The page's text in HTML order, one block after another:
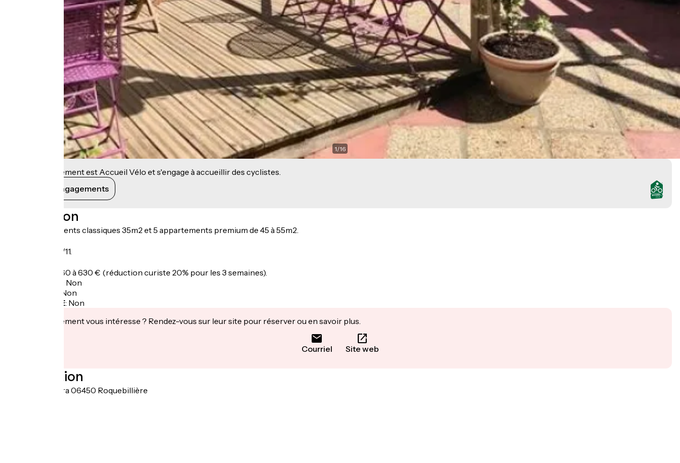
1/16
Cet établissement est Accueil Vélo et s'engage à accueillir des cyclistes.
Voir ses engagements
Description
Cinq appartements classiques 35m2 et 5 appartements premium de 45 à 55m2.
Du 01/04 au 10/11.
Semaine : de 560 à 630 € (réduction curiste 20% pour les 3 semaines).
Non
Non
Recharge VAE: Non
Cet établissement vous intéresse ? Rendez-vous sur leur site pour réserver ou en savoir plus.
Courriel Site web
Localisation
Quartier La Para 06450 Roquebillière